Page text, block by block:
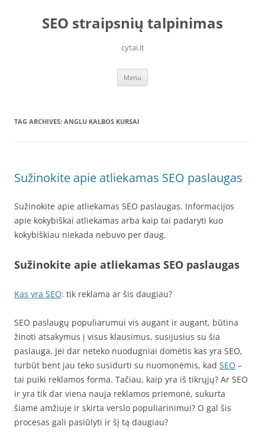
contentSEO straipsnių talpinimas
cytai.lt
Menu
TAG ARCHIVES: ANGLU KALBOS KURSAI
Sužinokite apie atliekamas SEO paslaugas
Sužinokite apie atliekamas SEO paslaugas. Informacijos
apie kokybiškai atliekamas arba kaip tai padaryti kuo
kokybiškiau niekada nebuvo per daug.
Sužinokite apie atliekamas SEO paslaugas
Kas yra SEO: tik reklama ar šis daugiau?
SEO paslaugų populiarumui vis augant ir augant, būtina
žinoti atsakymus į visus klausimus, susijusius su šia
paslauga. Jei dar neteko nuodugniai domėtis kas yra SEO,
turbūt bent jau teko susidurti su nuomonėmis, kad SEO –
tai puiki reklamos forma. Tačiau, kaip yra iš tikrųjų? Ar SEO
ir yra tik dar viena nauja reklamos priemonė, sukurta
šiame amžiuje ir skirta verslo populiarinimui? O gal šis
procesas gali pasiūlyti ir šį tą daugiau?